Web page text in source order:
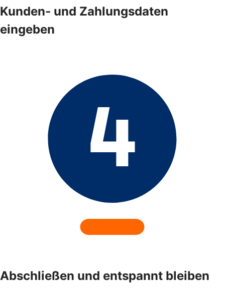
Kunden- und Zahlungsdaten
eingeben
Abschließen und entspannt bleiben